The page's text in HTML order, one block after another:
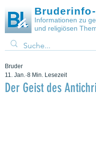
Informationen zu
und religiösen
Der Geist des
Bruder
11. Jan. 8 Min. Lesezeit